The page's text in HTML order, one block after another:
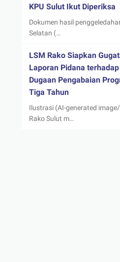
KPU Sulut Ikut Diperiksa
Dokumen hasil
Selatan (…
LSM Rako Siapkan
Laporan Pidana terhadap
Dugaan Pengabaian
Tiga Tahun
Ilustrasi (AI-generated
Rako Sulut m…